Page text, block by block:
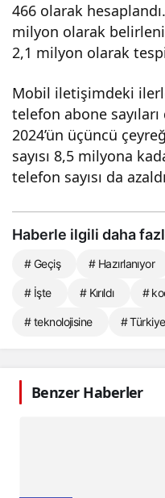
466 olarak
milyon olarak
2,1 milyon olarak
Mobil iletişimdeki
telefon abone
2024’ün üçüncü
sayısı 8,5 milyona
telefon sayısı da
Haberle ilgili daha
# Geçiş # Hazırlanıyor
# İşte # Kırıldı #
# teknolojisine # Türkiye
Benzer Haberler